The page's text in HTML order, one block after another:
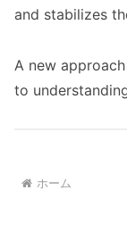
and stabilizes
A new approach
to
ホーム